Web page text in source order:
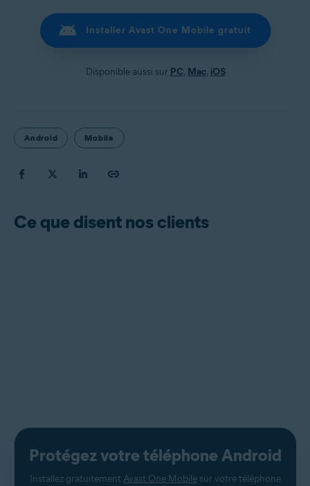
Installer Avast One Mobile gratuit
Disponible aussi sur PC, Mac, iOS
Android Mobile
Ce que disent nos clients
Protégez votre téléphone Android
Installez gratuitement Avast One Mobile sur votre téléphone